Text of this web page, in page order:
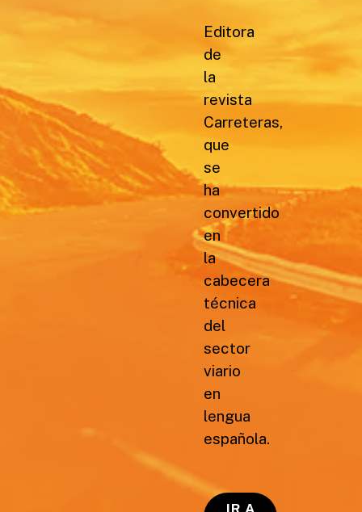
Editora
de
la
revista
Carreteras,
que
se
ha
convertido
en
la
cabecera
técnica
del
sector
viario
en
lengua
española.